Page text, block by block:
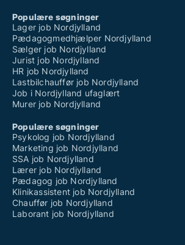
Populære søgninger
Lager job Nordjylland
Pædagogmedhjælper Nordjylland
Sælger job Nordjylland
Jurist job Nordjylland
HR job Nordjylland
Lastbilchauffør job Nordjylland
Job i Nordjylland ufaglært
Murer job Nordjylland
Populære søgninger
Psykolog job Nordjylland
Marketing job Nordjylland
SSA job Nordjylland
Lærer job Nordjylland
Pædagog job Nordjylland
Klinikassistent job Nordjylland
Chauffør job Nordjylland
Laborant job Nordjylland